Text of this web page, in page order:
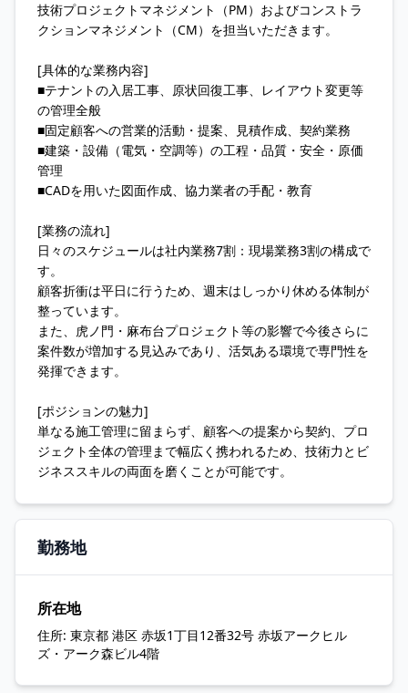
技術プロジェクトマネジメント（PM）およびコンストラ
クションマネジメント（CM）を担当いただきます。
[具体的な業務内容]
■テナントの入居工事、原状回復工事、レイアウト変更等
の管理全般
■固定顧客への営業的活動・提案、見積作成、契約業務
■建築・設備（電気・空調等）の工程・品質・安全・原価
管理
■CADを用いた図面作成、協力業者の手配・教育
[業務の流れ]
日々のスケジュールは社内業務7割：現場業務3割の構成で
す。
顧客折衝は平日に行うため、週末はしっかり休める体制が
整っています。
また、虎ノ門・麻布台プロジェクト等の影響で今後さらに
案件数が増加する見込みであり、活気ある環境で専門性を
発揮できます。
[ポジションの魅力]
単なる施工管理に留まらず、顧客への提案から契約、プロ
ジェクト全体の管理まで幅広く携われるため、技術力とビ
ジネススキルの両面を磨くことが可能です。
勤務地
所在地
住所: 東京都 港区 赤坂1丁目12番32号 赤坂アークヒル
ズ・アーク森ビル4階